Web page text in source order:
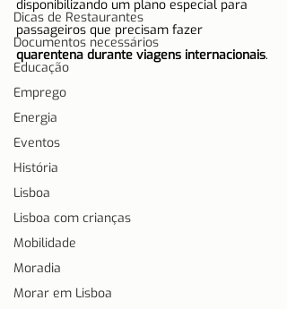
Dicas de Restaurantes
Documentos necessários
Educação
Emprego
Energia
Eventos
História
Lisboa
Lisboa com crianças
Mobilidade
Moradia
Morar em Lisboa
disponibilizando um plano especial para
passageiros que precisam fazer
quarentena durante viagens internacionais.